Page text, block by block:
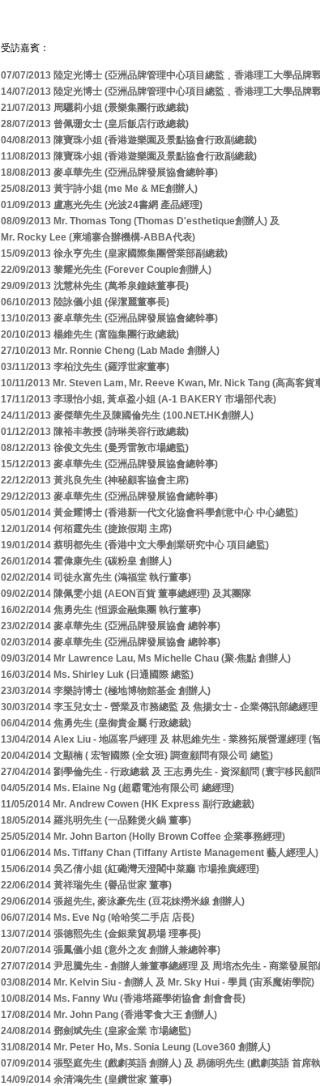
受訪嘉賓：
07/07/2013 陸定光博士 (亞洲品牌管理中心項目總監﹑香港理工大學品牌
14/07/2013 陸定光博士 (亞洲品牌管理中心項目總監﹑香港理工大學品牌
21/07/2013 周驪莉小姐 (景樂集團行政總裁)
28/07/2013 曾佩珊女士 (皇后飯店行政總裁)
04/08/2013 陳寶珠小姐 (香港遊樂園及景點協會行政副總裁)
11/08/2013 陳寶珠小姐 (香港遊樂園及景點協會行政副總裁)
18/08/2013 麥卓華先生 (亞洲品牌發展協會總幹事)
25/08/2013 黃宇詩小姐 (me Me & ME創辦人)
01/09/2013 盧惠光先生 (光波24書網 產品經理)
08/09/2013 Mr. Thomas Tong (Thomas D'esthetique創辦人) 及
Mr. Rocky Lee (柬埔寨合辦機構-ABBA代表)
15/09/2013 徐永亨先生 (皇家國際集團營業部副總裁)
22/09/2013 黎耀光先生 (Forever Couple創辦人)
29/09/2013 沈慧林先生 (萬希泉鐘錶董事長)
06/10/2013 陸詠儀小姐 (保潔麗董事長)
13/10/2013 麥卓華先生 (亞洲品牌發展協會總幹事)
20/10/2013 楊維先生 (富臨集團行政總裁)
27/10/2013 Mr. Ronnie Cheng (Lab Made 創辦人)
03/11/2013 李柏汶先生 (羅浮世家董事)
10/11/2013 Mr. Steven Lam, Mr. Reeve Kwan, Mr. Nick Tang (高高客貨
17/11/2013 李璟怡小姐, 黃卓盈小姐 (A-1 BAKERY 市場部代表)
24/11/2013 麥傑華先生及陳國倫先生 (100.NET.HK創辦人)
01/12/2013 陳裕丰教授 (詩琳美容行政總裁)
08/12/2013 徐俊文先生 (曼秀雷敦市場總監)
15/12/2013 麥卓華先生 (亞洲品牌發展協會總幹事)
22/12/2013 黃兆良先生 (神秘顧客協會主席)
29/12/2013 麥卓華先生 (亞洲品牌發展協會總幹事)
05/01/2014 黃金耀博士 (香港新一代文化協會科學創意中心 中心總監)
12/01/2014 何栢霆先生 (捷旅假期 主席)
19/01/2014 蔡明都先生 (香港中文大學創業研究中心 項目總監)
26/01/2014 霍偉康先生 (碳粉皇 創辦人)
02/02/2014 司徒永富先生 (鴻福堂 執行董事)
09/02/2014 陳佩雯小姐 (AEON百貨 董事總經理) 及其團隊
16/02/2014 焦勇先生 (恒源金融集團 執行董事)
23/02/2014 麥卓華先生 (亞洲品牌發展協會 總幹事)
02/03/2014 麥卓華先生 (亞洲品牌發展協會 總幹事)
09/03/2014 Mr Lawrence Lau, Ms Michelle Chau (聚‧焦點 創辦人)
16/03/2014 Ms. Shirley Luk (日通國際 總監)
23/03/2014 李樂詩博士 (極地博物館基金 創辦人)
30/03/2014 李玉兒女士 - 營業及市務總監 及 焦揚女士 - 企業傳訊部總經
06/04/2014 焦勇先生 (皇御貴金屬 行政總裁)
13/04/2014 Alex Liu - 地區客戶經理 及 林思維先生 - 業務拓展營運經理 (
20/04/2014 文顯楠 ( 宏智國際 (全女班) 調查顧問有限公司 總監)
27/04/2014 劉學倫先生 - 行政總裁 及 王志勇先生 - 資深顧問 (寰宇移民顧
04/05/2014 Ms. Elaine Ng (超霸電池有限公司 總經理)
11/05/2014 Mr. Andrew Cowen (HK Express 副行政總裁)
18/05/2014 羅兆明先生 (一品雞煲火鍋 董事)
25/05/2014 Mr. John Barton (Holly Brown Coffee 企業事務經理)
01/06/2014 Ms. Tiffany Chan (Tiffany Artiste Management 藝人經理人)
15/06/2014 吳乙倩小姐 (紅磡灣天澄閣中菜廳 市場推廣經理)
22/06/2014 黃祥瑞先生 (譽品世家 董事)
29/06/2014 張超先生, 麥泳豪先生 (豆花妹撈米線 創辦人)
06/07/2014 Ms. Eve Ng (哈哈笑二手店 店長)
13/07/2014 張德熙先生 (金銀業貿易場 理事長)
20/07/2014 張鳳儀小姐 (意外之友 創辦人兼總幹事)
27/07/2014 尹思騰先生 - 創辦人兼董事總經理 及 周培杰先生 - 商業發展
03/08/2014 Mr. Kelvin Siu - 創辦人 及 Mr. Sky Hui - 學員 (宙系魔術學院)
10/08/2014 Ms. Fanny Wu (香港塔羅學術協會 創會會長)
17/08/2014 Mr. John Pang (香港零食大王 創辦人)
24/08/2014 鄧劍斌先生 (皇家金業 市場總監)
31/08/2014 Mr. Peter Ho, Ms. Sonia Leung (Love360 創辦人)
07/09/2014 張堅庭先生 (戲劇英語 創辦人) 及 易德明先生 (戲劇英語 首席
14/09/2014 余清鴻先生 (皇鑽世家 董事)